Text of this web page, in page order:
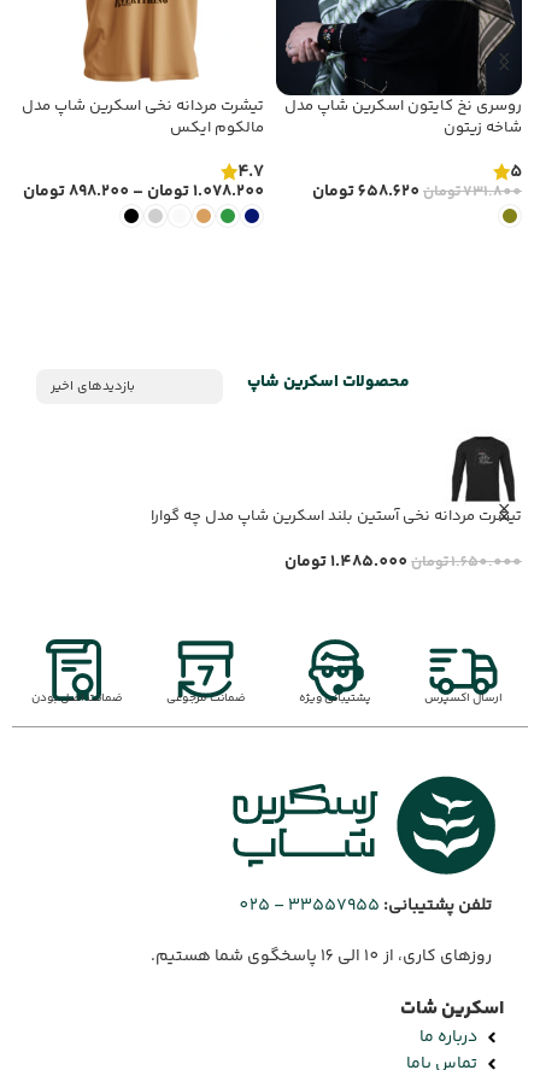
روسری نخ کایتون اسکرین شاپ مدل
شاخه زیتون
5
731.800تومان 658.620تومان
تیشرت مردانه نخی اسکرین شاپ مدل
مالکوم‌ ایکس
4.7
1.078.200تومان –
898.200تومان
محصولات اسکرین شاپ بازدیدهای اخیر
تیشرت مردانه نخی آستین بلند اسکرین شاپ مدل چه گوارا
1.650.000تومان 1.485.000تومان
ارسال اکسپرس پشتیبانی ویژه ضمانت مرجوعی ضمانت اصل بودن
تلفن پشتیبانی: 33557955 – 025
روزهای کاری، از 10 الی 16 پاسخگوی شما هستیم.
اسکرین شات
درباره ما
تماس باما